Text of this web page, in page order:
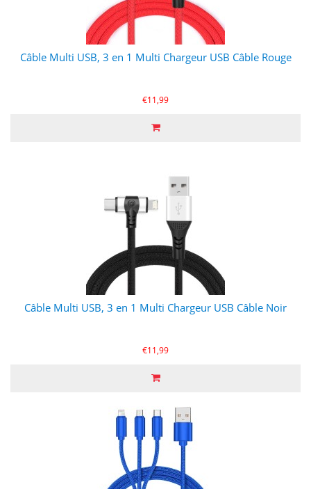
Câble Multi USB, 3 en 1 Multi Chargeur USB Câble Rouge
€11,99
Câble Multi USB, 3 en 1 Multi Chargeur USB Câble Noir
€11,99